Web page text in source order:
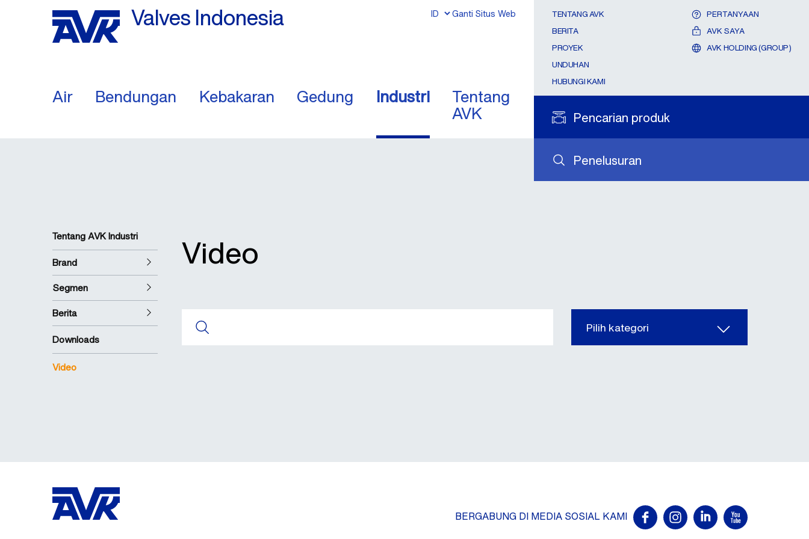
Valves Indonesia
Air Bendungan Kebakaran Gedung Industri Tentang
AVK
Penelusuran
Pencarian produk
TENTANG AVK
BERITA
PROYEK
UNDUHAN
HUBUNGI KAMI
PERTANYAAN
AVK SAYA
AVK HOLDING (GROUP)
Ganti Situs Web
Tentang AVK Industri
Brand
Segmen
Berita
Downloads
Video
Video
Pilih kategori
BERGABUNG DI MEDIA SOSIAL KAMI